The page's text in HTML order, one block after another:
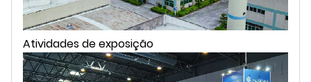
Atividades de exposição